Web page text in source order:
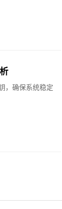
，确保系统稳定